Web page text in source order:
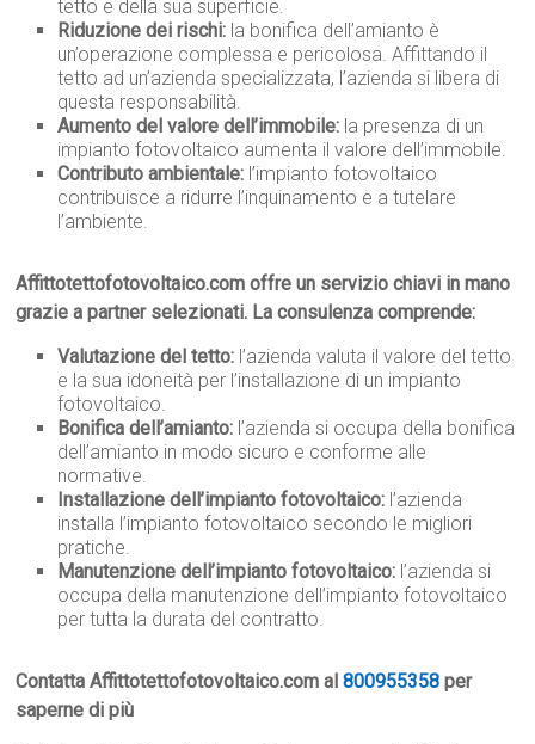
tetto e della sua superficie.
Riduzione dei rischi: la bonifica dell’amianto è
un’operazione complessa e pericolosa. Affittando il
tetto ad un’azienda specializzata, l’azienda si libera di
questa responsabilità.
Aumento del valore dell’immobile: la presenza di un
impianto fotovoltaico aumenta il valore dell’immobile.
Contributo ambientale: l’impianto fotovoltaico
contribuisce a ridurre l’inquinamento e a tutelare
l’ambiente.
Affittotettofotovoltaico.com offre un servizio chiavi in mano
grazie a partner selezionati. La consulenza comprende:
Valutazione del tetto: l’azienda valuta il valore del tetto
e la sua idoneità per l’installazione di un impianto
fotovoltaico.
Bonifica dell’amianto: l’azienda si occupa della bonifica
dell’amianto in modo sicuro e conforme alle
normative.
Installazione dell’impianto fotovoltaico: l’azienda
installa l’impianto fotovoltaico secondo le migliori
pratiche.
Manutenzione dell’impianto fotovoltaico: l’azienda si
occupa della manutenzione dell’impianto fotovoltaico
per tutta la durata del contratto.
Contatta Affittotettofotovoltaico.com al800955358 per
saperne di più